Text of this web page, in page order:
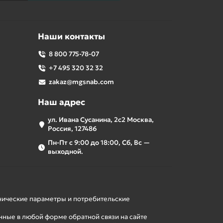
Наши контакты
8 800 775-78-07
+7 495 320 32 32
zakaz@mgsnab.com
Наш адрес
ул. Ивана Сусанина, 2с2 Москва,
Россия, 127486
Пн-Пт с 9:00 до 18:00, Сб, Вс —
выходной.
параметры и потребительские
в любой форме обратной связи на сайте